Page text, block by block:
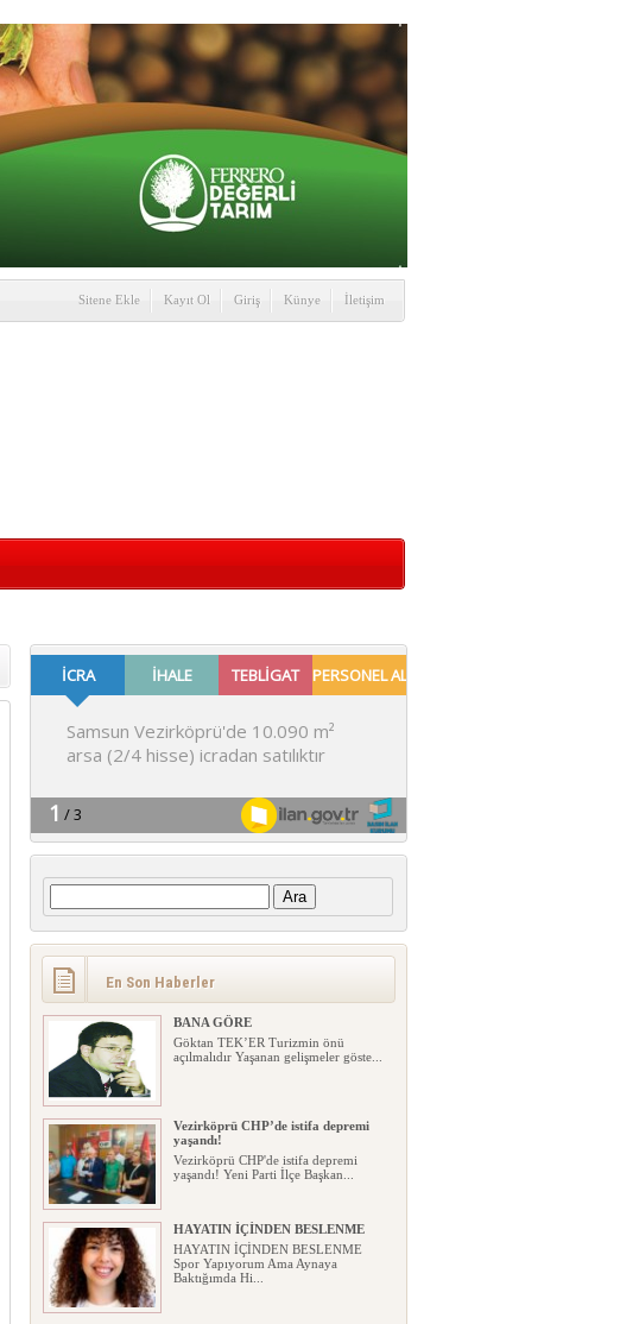
Sitene Ekle Kayıt Ol Giriş Künye İletişim
Arama:
En Son Haberler
BANA GÖRE
Göktan TEK’ER Turizmin önü
açılmalıdır Yaşanan gelişmeler göste...
Vezirköprü CHP’de istifa depremi
yaşandı!
Vezirköprü CHP'de istifa depremi
yaşandı! Yeni Parti İlçe Başkan...
HAYATIN İÇİNDEN BESLENME
HAYATIN İÇİNDEN BESLENME
Spor Yapıyorum Ama Aynaya
Baktığımda Hi...